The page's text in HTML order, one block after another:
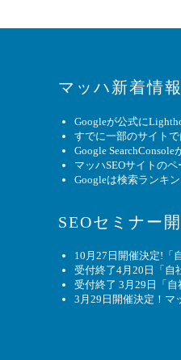
マッハ新着情報
Googleが公式に
すでに一部のサイト
Google SearchConsole
マッハSEOサイトの
Googleは検索ランキ
SEOセミナー
10月27日開催決定!「
受付終了4月20日「自
受付終了 3月29日「自
3月29日開催決定！マ